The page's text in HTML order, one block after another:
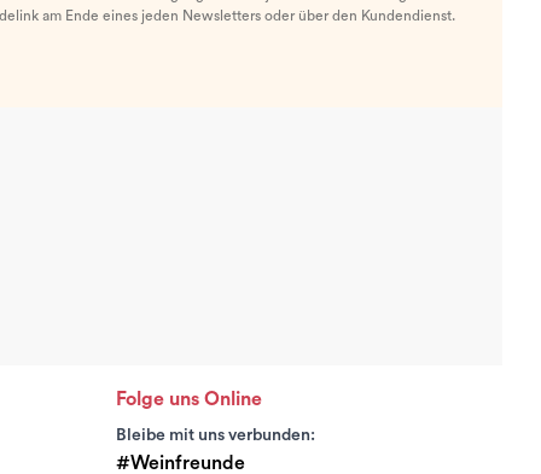
am Ende eines jeden Newsletters oder über den Kundendienst.
Folge uns Online
Bleibe mit uns verbunden:
#Weinfreunde